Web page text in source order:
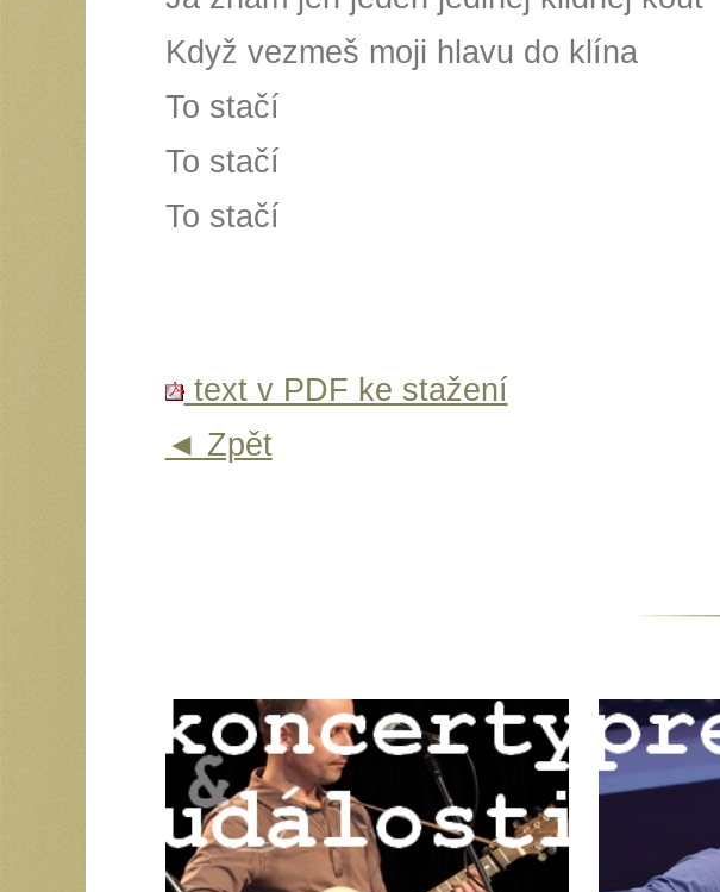
Když vezmeš moji hlavu do klína
To stačí
To stačí
To stačí
text v PDF ke stažení
◄ Zpět